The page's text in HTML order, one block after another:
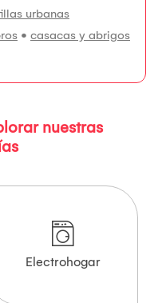
urbanas
• casacas y abrigos
nuestras
Electrohogar